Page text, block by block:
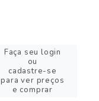
Faça seu login
ou
cadastre-se
para ver preços
e comprar